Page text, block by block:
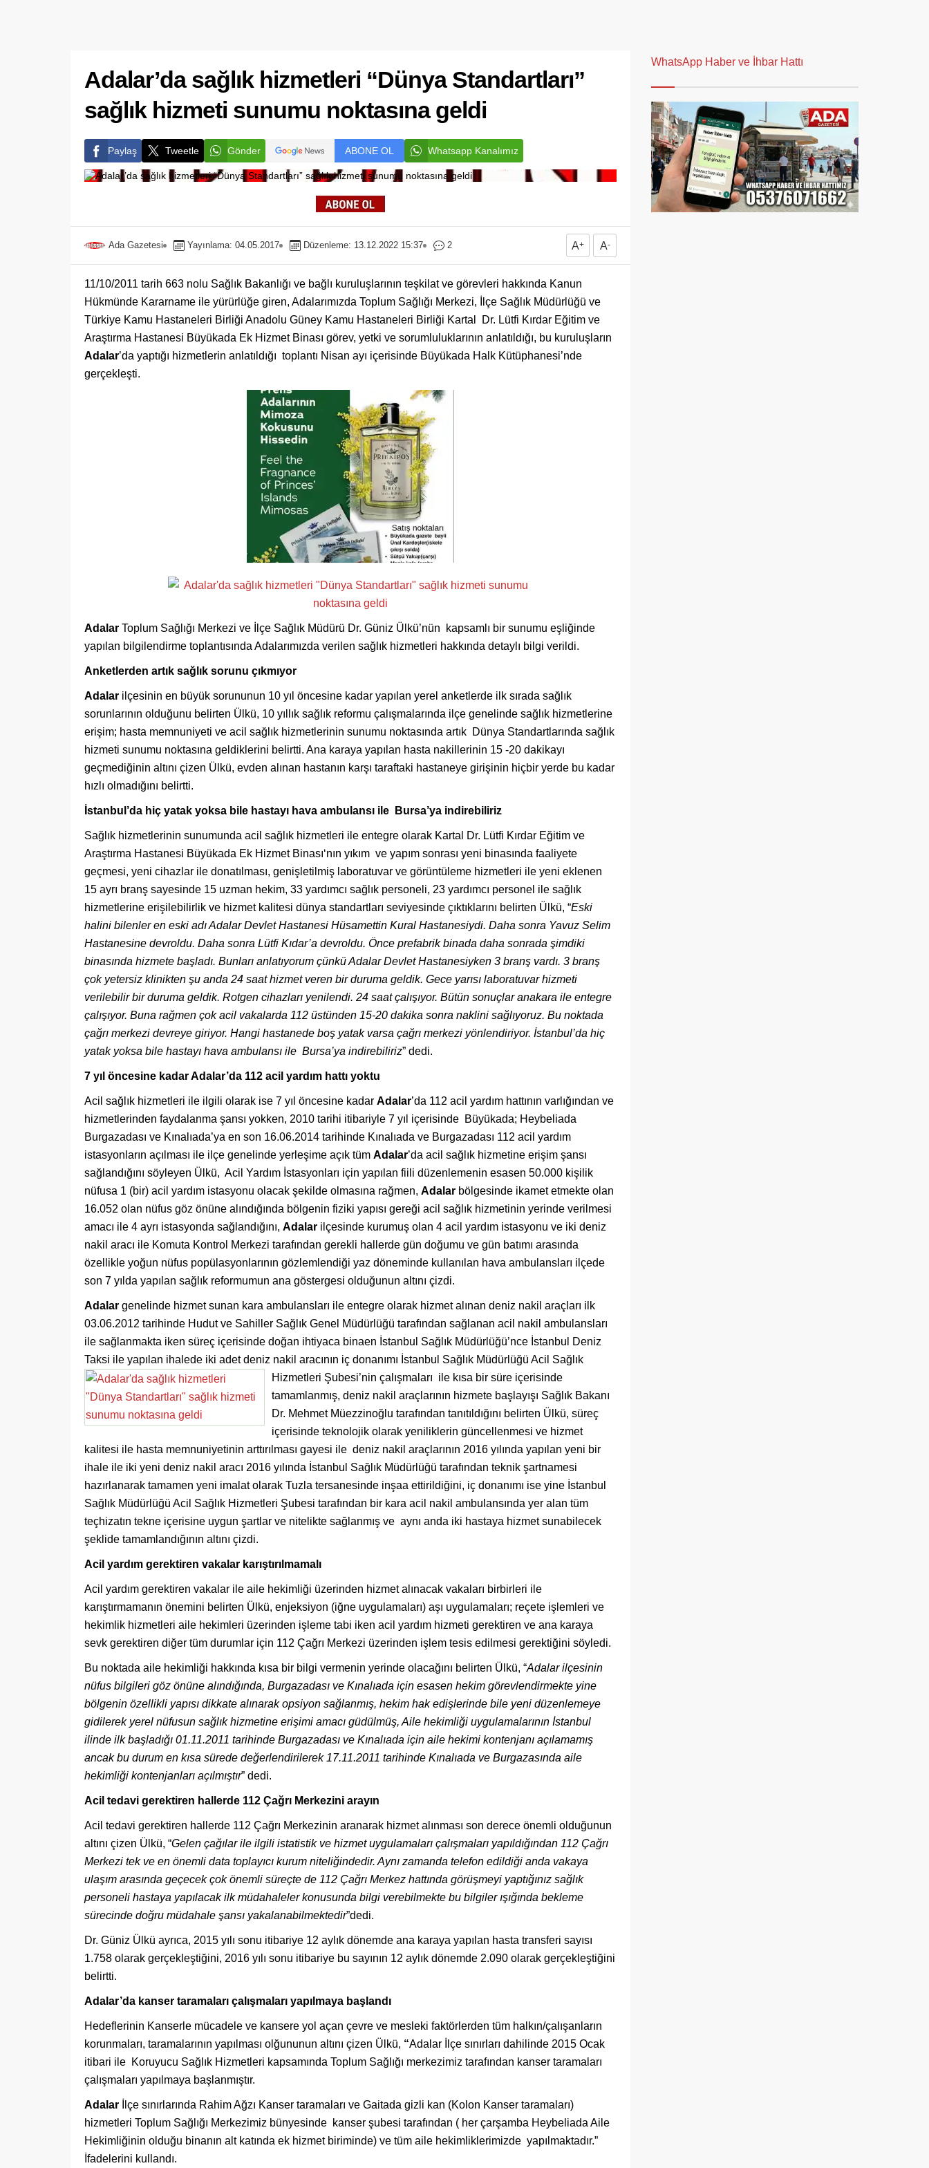
Adalar’da sağlık hizmetleri “Dünya Standartları”
sağlık hizmeti sunumu noktasına geldi
Paylaş Tweetle Gönder ABONE OL Whatsapp Kanalımız
Ada Gazetesi Yayınlama: 04.05.2017 Düzenleme: 13.12.2022 15:37 2 A+ A-
11/10/2011 tarih 663 nolu Sağlık Bakanlığı ve bağlı kuruluşlarının teşkilat ve görevleri hakkında Kanun
Hükmünde Kararname ile yürürlüğe giren, Adalarımızda Toplum Sağlığı Merkezi, İlçe Sağlık Müdürlüğü ve
Türkiye Kamu Hastaneleri Birliği Anadolu Güney Kamu Hastaneleri Birliği Kartal Dr. Lütfi Kırdar Eğitim ve
Araştırma Hastanesi Büyükada Ek Hizmet Binası görev, yetki ve sorumluluklarının anlatıldığı, bu kuruluşların
Adalar’da yaptığı hizmetlerin anlatıldığı toplantı Nisan ayı içerisinde Büyükada Halk Kütüphanesi’nde
gerçekleşti.
Adalar Toplum Sağlığı Merkezi ve İlçe Sağlık Müdürü Dr. Güniz Ülkü’nün kapsamlı bir sunumu eşliğinde
yapılan bilgilendirme toplantısında Adalarımızda verilen sağlık hizmetleri hakkında detaylı bilgi verildi.
Anketlerden artık sağlık sorunu çıkmıyor
Adalar ilçesinin en büyük sorununun 10 yıl öncesine kadar yapılan yerel anketlerde ilk sırada sağlık
sorunlarının olduğunu belirten Ülkü, 10 yıllık sağlık reformu çalışmalarında ilçe genelinde sağlık hizmetlerine
erişim; hasta memnuniyeti ve acil sağlık hizmetlerinin sunumu noktasında artık Dünya Standartlarında sağlık
hizmeti sunumu noktasına geldiklerini belirtti. Ana karaya yapılan hasta nakillerinin 15 -20 dakikayı
geçmediğinin altını çizen Ülkü, evden alınan hastanın karşı taraftaki hastaneye girişinin hiçbir yerde bu kadar
hızlı olmadığını belirtti.
İstanbul’da hiç yatak yoksa bile hastayı hava ambulansı ile Bursa’ya indirebiliriz
Sağlık hizmetlerinin sunumunda acil sağlık hizmetleri ile entegre olarak Kartal Dr. Lütfi Kırdar Eğitim ve
Araştırma Hastanesi Büyükada Ek Hizmet Binası‘nın yıkım ve yapım sonrası yeni binasında faaliyete
geçmesi, yeni cihazlar ile donatılması, genişletilmiş laboratuvar ve görüntüleme hizmetleri ile yeni eklenen
15 ayrı branş sayesinde 15 uzman hekim, 33 yardımcı sağlık personeli, 23 yardımcı personel ile sağlık
hizmetlerine erişilebilirlik ve hizmet kalitesi dünya standartları seviyesinde çıktıklarını belirten Ülkü, “Eski
halini bilenler en eski adı Adalar Devlet Hastanesi Hüsamettin Kural Hastanesiydi. Daha sonra Yavuz Selim
Hastanesine devroldu. Daha sonra Lütfi Kıdar’a devroldu. Önce prefabrik binada daha sonrada şimdiki
binasında hizmete başladı. Bunları anlatıyorum çünkü Adalar Devlet Hastanesiyken 3 branş vardı. 3 branş
çok yetersiz klinikten şu anda 24 saat hizmet veren bir duruma geldik. Gece yarısı laboratuvar hizmeti
verilebilir bir duruma geldik. Rotgen cihazları yenilendi. 24 saat çalışıyor. Bütün sonuçlar anakara ile entegre
çalışıyor. Buna rağmen çok acil vakalarda 112 üstünden 15-20 dakika sonra naklini sağlıyoruz. Bu noktada
çağrı merkezi devreye giriyor. Hangi hastanede boş yatak varsa çağrı merkezi yönlendiriyor. İstanbul’da hiç
yatak yoksa bile hastayı hava ambulansı ile Bursa’ya indirebiliriz” dedi.
7 yıl öncesine kadar Adalar’da 112 acil yardım hattı yoktu
Acil sağlık hizmetleri ile ilgili olarak ise 7 yıl öncesine kadar Adalar’da 112 acil yardım hattının varlığından ve
hizmetlerinden faydalanma şansı yokken, 2010 tarihi itibariyle 7 yıl içerisinde Büyükada; Heybeliada
Burgazadası ve Kınalıada’ya en son 16.06.2014 tarihinde Kınalıada ve Burgazadası 112 acil yardım
istasyonların açılması ile ilçe genelinde yerleşime açık tüm Adalar’da acil sağlık hizmetine erişim şansı
sağlandığını söyleyen Ülkü, Acil Yardım İstasyonları için yapılan fiili düzenlemenin esasen 50.000 kişilik
nüfusa 1 (bir) acil yardım istasyonu olacak şekilde olmasına rağmen, Adalar bölgesinde ikamet etmekte olan
16.052 olan nüfus göz önüne alındığında bölgenin fiziki yapısı gereği acil sağlık hizmetinin yerinde verilmesi
amacı ile 4 ayrı istasyonda sağlandığını, Adalar ilçesinde kurumuş olan 4 acil yardım istasyonu ve iki deniz
nakil aracı ile Komuta Kontrol Merkezi tarafından gerekli hallerde gün doğumu ve gün batımı arasında
özellikle yoğun nüfus popülasyonlarının gözlemlendiği yaz döneminde kullanılan hava ambulansları ilçede
son 7 yılda yapılan sağlık reformumun ana göstergesi olduğunun altını çizdi.
Adalar genelinde hizmet sunan kara ambulansları ile entegre olarak hizmet alınan deniz nakil araçları ilk
03.06.2012 tarihinde Hudut ve Sahiller Sağlık Genel Müdürlüğü tarafından sağlanan acil nakil ambulansları
ile sağlanmakta iken süreç içerisinde doğan ihtiyaca binaen İstanbul Sağlık Müdürlüğü’nce İstanbul Deniz
Taksi ile yapılan ihalede iki adet deniz nakil aracının iç donanımı İstanbul Sağlık Müdürlüğü Acil Sağlık
Hizmetleri Şubesi’nin çalışmaları ile kısa bir süre içerisinde
tamamlanmış, deniz nakil araçlarının hizmete başlayışı Sağlık Bakanı
Dr. Mehmet Müezzinoğlu tarafından tanıtıldığını belirten Ülkü, süreç
içerisinde teknolojik olarak yeniliklerin güncellenmesi ve hizmet
kalitesi ile hasta memnuniyetinin arttırılması gayesi ile deniz nakil araçlarının 2016 yılında yapılan yeni bir
ihale ile iki yeni deniz nakil aracı 2016 yılında İstanbul Sağlık Müdürlüğü tarafından teknik şartnamesi
hazırlanarak tamamen yeni imalat olarak Tuzla tersanesinde inşaa ettirildiğini, iç donanımı ise yine İstanbul
Sağlık Müdürlüğü Acil Sağlık Hizmetleri Şubesi tarafından bir kara acil nakil ambulansında yer alan tüm
teçhizatın tekne içerisine uygun şartlar ve nitelikte sağlanmış ve aynı anda iki hastaya hizmet sunabilecek
şeklide tamamlandığının altını çizdi.
Acil yardım gerektiren vakalar karıştırılmamalı
Acil yardım gerektiren vakalar ile aile hekimliği üzerinden hizmet alınacak vakaları birbirleri ile
karıştırmamanın önemini belirten Ülkü, enjeksiyon (iğne uygulamaları) aşı uygulamaları; reçete işlemleri ve
hekimlik hizmetleri aile hekimleri üzerinden işleme tabi iken acil yardım hizmeti gerektiren ve ana karaya
sevk gerektiren diğer tüm durumlar için 112 Çağrı Merkezi üzerinden işlem tesis edilmesi gerektiğini söyledi.
Bu noktada aile hekimliği hakkında kısa bir bilgi vermenin yerinde olacağını belirten Ülkü, “Adalar ilçesinin
nüfus bilgileri göz önüne alındığında, Burgazadası ve Kınalıada için esasen hekim görevlendirmekte yine
bölgenin özellikli yapısı dikkate alınarak opsiyon sağlanmış, hekim hak edişlerinde bile yeni düzenlemeye
gidilerek yerel nüfusun sağlık hizmetine erişimi amacı güdülmüş, Aile hekimliği uygulamalarının İstanbul
ilinde ilk başladığı 01.11.2011 tarihinde Burgazadası ve Kınalıada için aile hekimi kontenjanı açılamamış
ancak bu durum en kısa sürede değerlendirilerek 17.11.2011 tarihinde Kınalıada ve Burgazasında aile
hekimliği kontenjanları açılmıştır” dedi.
Acil tedavi gerektiren hallerde 112 Çağrı Merkezini arayın
Acil tedavi gerektiren hallerde 112 Çağrı Merkezinin aranarak hizmet alınması son derece önemli olduğunun
altını çizen Ülkü, “Gelen çağılar ile ilgili istatistik ve hizmet uygulamaları çalışmaları yapıldığından 112 Çağrı
Merkezi tek ve en önemli data toplayıcı kurum niteliğindedir. Aynı zamanda telefon edildiği anda vakaya
ulaşım arasında geçecek çok önemli süreçte de 112 Çağrı Merkez hattında görüşmeyi yaptığınız sağlık
personeli hastaya yapılacak ilk müdahaleler konusunda bilgi verebilmekte bu bilgiler ışığında bekleme
sürecinde doğru müdahale şansı yakalanabilmektedir”dedi.
Dr. Güniz Ülkü ayrıca, 2015 yılı sonu itibariye 12 aylık dönemde ana karaya yapılan hasta transferi sayısı
1.758 olarak gerçekleştiğini, 2016 yılı sonu itibariye bu sayının 12 aylık dönemde 2.090 olarak gerçekleştiğini
belirtti.
Adalar’da kanser taramaları çalışmaları yapılmaya başlandı
Hedeflerinin Kanserle mücadele ve kansere yol açan çevre ve mesleki faktörlerden tüm halkın/çalışanların
korunmaları, taramalarının yapılması olğununun altını çizen Ülkü, “Adalar İlçe sınırları dahilinde 2015 Ocak
itibari ile Koruyucu Sağlık Hizmetleri kapsamında Toplum Sağlığı merkezimiz tarafından kanser taramaları
çalışmaları yapılmaya başlanmıştır.
Adalar İlçe sınırlarında Rahim Ağzı Kanser taramaları ve Gaitada gizli kan (Kolon Kanser taramaları)
hizmetleri Toplum Sağlığı Merkezimiz bünyesinde kanser şubesi tarafından ( her çarşamba Heybeliada Aile
Hekimliğinin olduğu binanın alt katında ek hizmet biriminde) ve tüm aile hekimliklerimizde yapılmaktadır.”
İfadelerini kullandı.
WhatsApp Haber ve İhbar Hattı